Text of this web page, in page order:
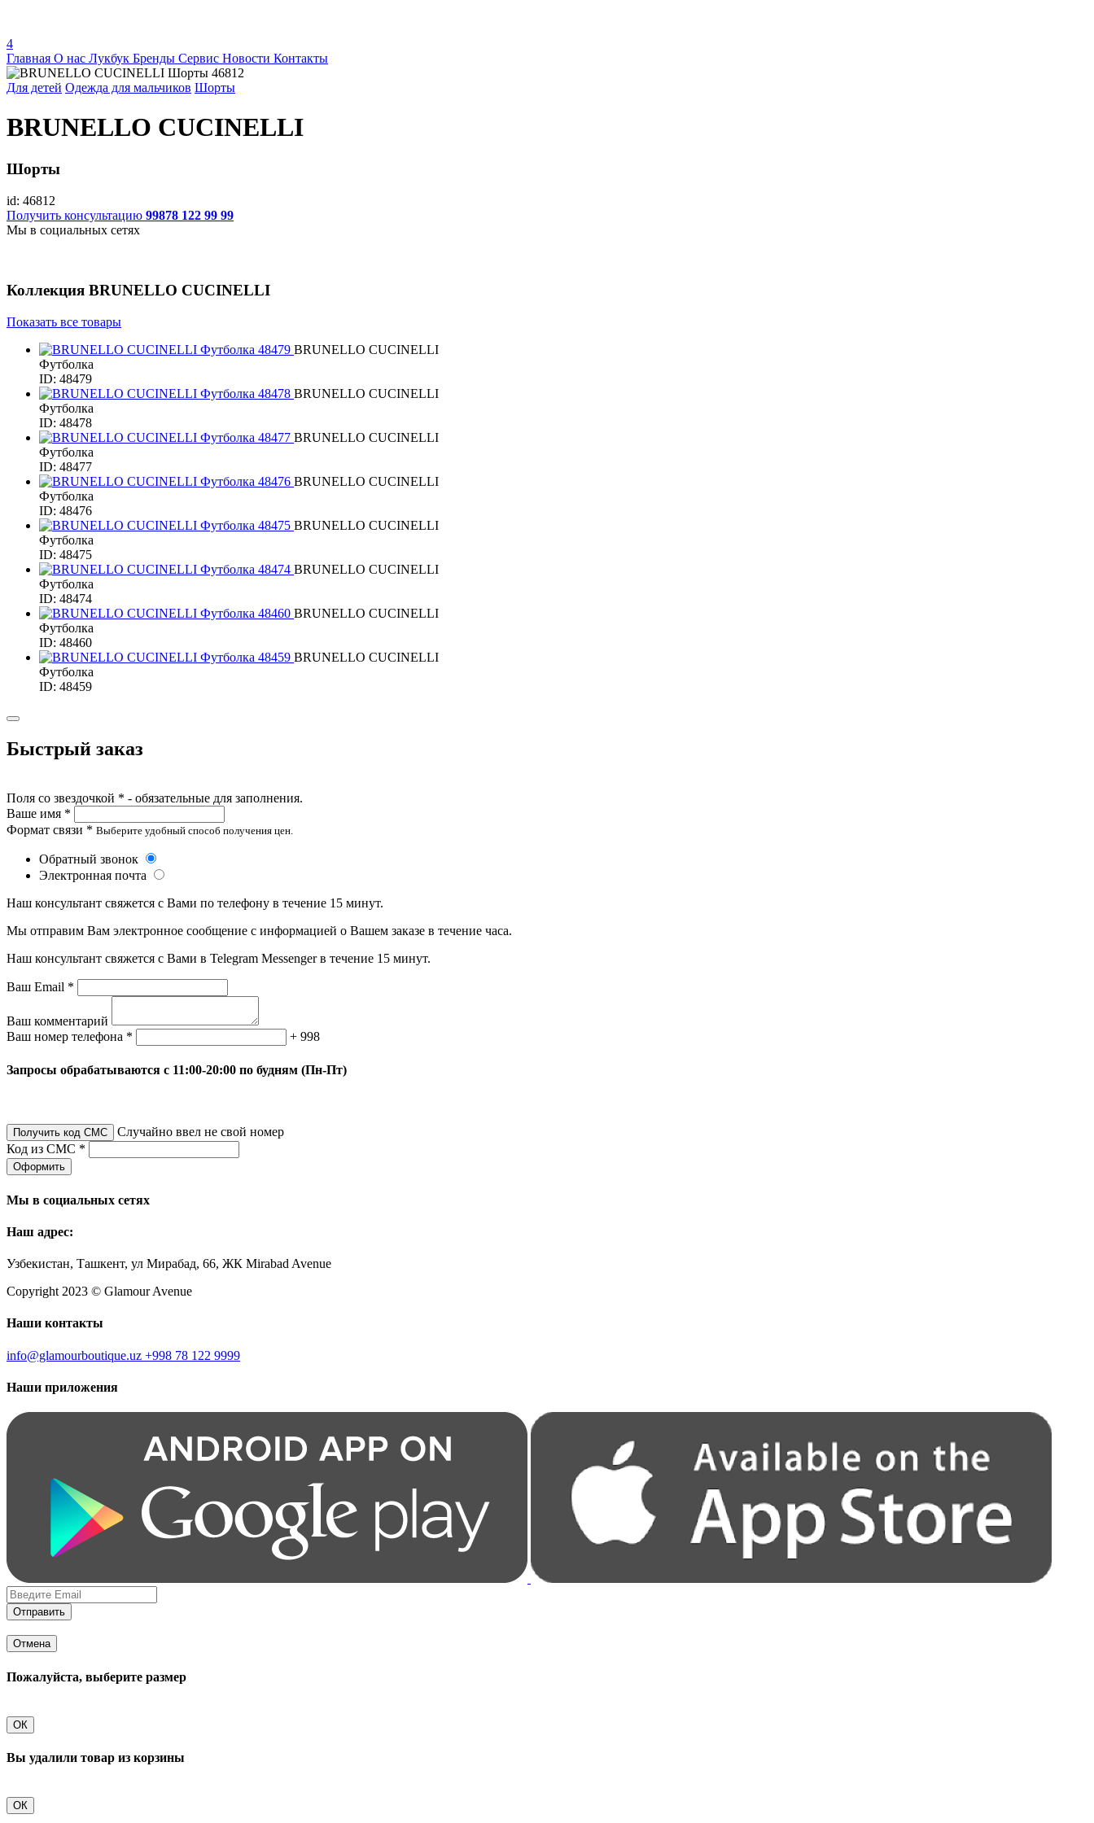
4
Главная О нас Лукбук Бренды Сервис Новости Контакты
Для детей Одежда для мальчиков Шорты
BRUNELLO CUCINELLI
Шорты
id: 46812
Получить консультацию 99878 122 99 99
Мы в социальных сетях
Коллекция BRUNELLO CUCINELLI
Показать все товары
BRUNELLO CUCINELLI
Футболка
ID: 48479
BRUNELLO CUCINELLI
Футболка
ID: 48478
BRUNELLO CUCINELLI
Футболка
ID: 48477
BRUNELLO CUCINELLI
Футболка
ID: 48476
BRUNELLO CUCINELLI
Футболка
ID: 48475
BRUNELLO CUCINELLI
Футболка
ID: 48474
BRUNELLO CUCINELLI
Футболка
ID: 48460
BRUNELLO CUCINELLI
Футболка
ID: 48459
Быстрый заказ
Поля со звездочкой * - обязательные для заполнения.
Ваше имя *
Формат связи * Выберите удобный способ получения цен.
Обратный звонок
Электронная почта
Наш консультант свяжется с Вами по телефону в течение 15 минут.
Мы отправим Вам электронное сообщение с информацией о Вашем заказе в течение часа.
Наш консультант свяжется с Вами в Telegram Messenger в течение 15 минут.
Ваш Email *
Ваш комментарий
Ваш номер телефона *
+ 998
Запросы обрабатываются с 11:00-20:00 по будням (Пн-Пт)
Получить код СМС
Случайно ввел не свой номер
Код из СМС *
Оформить
Мы в социальных сетях
Наш адрес:
Узбекистан, Ташкент, ул Мирабад, 66, ЖК Mirabad Avenue
Copyright 2023 © Glamour Avenue
Наши контакты
info@glamourboutique.uz +998 78 122 9999
Наши приложения
Отправить
Отмена
Пожалуйста, выберите размер
ОК
Вы удалили товар из корзины
ОК